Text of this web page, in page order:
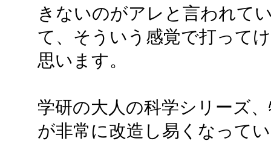
きないのがアレと言われて
て、そういう感覚で打って
思います。
学研の大人の科学シリーズ
が非常に改造し易くなって